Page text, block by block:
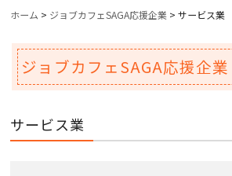
ホーム > ジョブカフェSAGA応援企業 > サービス業
ジョブカフェSAGA応援企業
サービス業